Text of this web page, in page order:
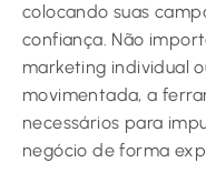
colocando suas
confiança. Não
marketing individual
movimentada, a
necessários para
negócio de forma